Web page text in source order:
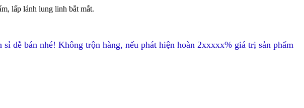
lấp lánh lung linh bắt mắt.
dễ bán nhé! Không trộn hàng, nếu phát hiện hoàn 2xxxxx% giá trị sản phẩm